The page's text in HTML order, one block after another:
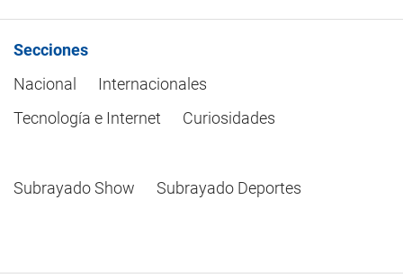
Secciones
Nacional
Internacionales
Tecnología e Internet
Curiosidades
Subrayado Show Subrayado Deportes